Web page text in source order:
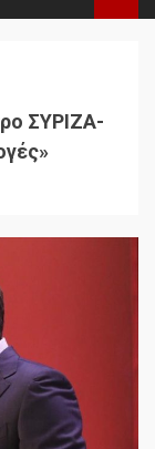
ΣΥΡΙΖΑ-